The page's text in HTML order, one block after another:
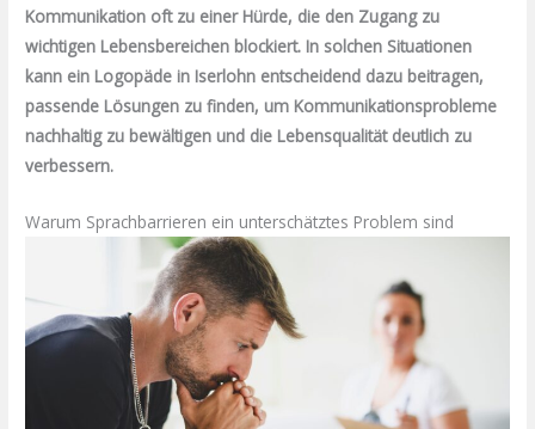
Kommunikation oft zu einer Hürde, die den Zugang zu
wichtigen Lebensbereichen blockiert. In solchen Situationen
kann ein Logopäde in Iserlohn entscheidend dazu beitragen,
passende Lösungen zu finden, um Kommunikationsprobleme
nachhaltig zu bewältigen und die Lebensqualität deutlich zu
verbessern.
Warum Sprachbarrieren ein unterschätztes Problem sind